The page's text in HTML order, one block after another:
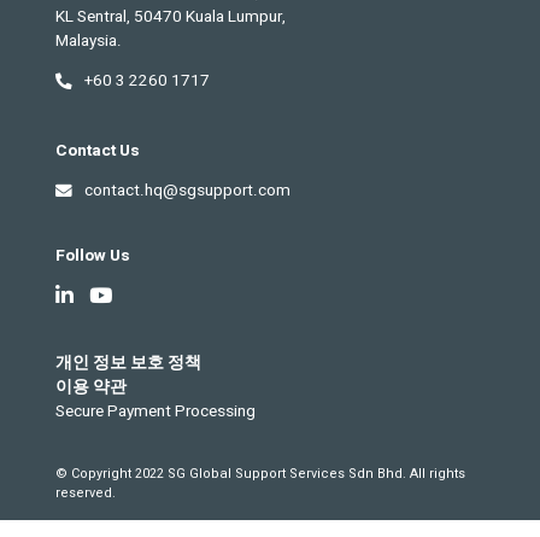
KL Sentral, 50470 Kuala Lumpur,
Malaysia.
+60 3 2260 1717
Contact Us
contact.hq@sgsupport.com
Follow Us
개인 정보 보호 정책
이용 약관
Secure Payment Processing
© Copyright 2022 SG Global Support Services Sdn Bhd. All rights
reserved.